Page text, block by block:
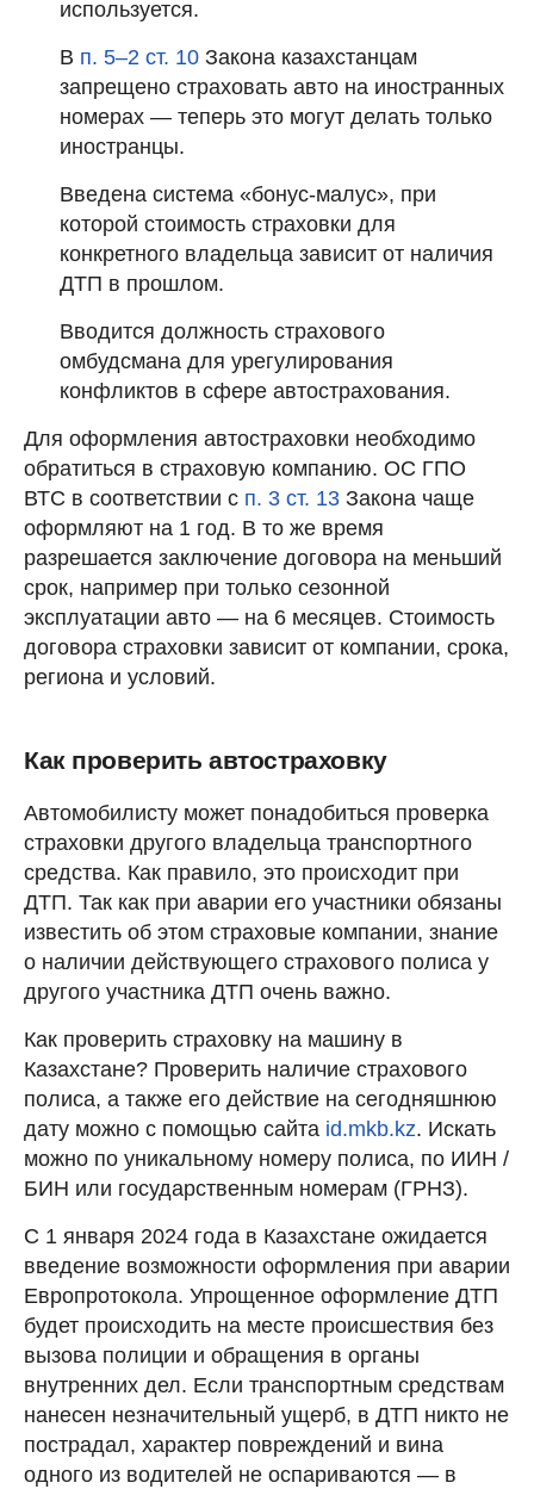
используется.
В п. 5–2 ст. 10 Закона казахстанцам
запрещено страховать авто на иностранных
номерах — теперь это могут делать только
иностранцы.
Введена система «бонус-малус», при
которой стоимость страховки для
конкретного владельца зависит от наличия
ДТП в прошлом.
Вводится должность страхового
омбудсмана для урегулирования
конфликтов в сфере автострахования.
Для оформления автостраховки необходимо
обратиться в страховую компанию. ОС ГПО
ВТС в соответствии с п. 3 ст. 13 Закона чаще
оформляют на 1 год. В то же время
разрешается заключение договора на меньший
срок, например при только сезонной
эксплуатации авто — на 6 месяцев. Стоимость
договора страховки зависит от компании, срока,
региона и условий.
Как проверить автостраховку
Автомобилисту может понадобиться проверка
страховки другого владельца транспортного
средства. Как правило, это происходит при
ДТП. Так как при аварии его участники обязаны
известить об этом страховые компании, знание
о наличии действующего страхового полиса у
другого участника ДТП очень важно.
Как проверить страховку на машину в
Казахстане? Проверить наличие страхового
полиса, а также его действие на сегодняшнюю
дату можно с помощью сайта id.mkb.kz. Искать
можно по уникальному номеру полиса, по ИИН /
БИН или государственным номерам (ГРНЗ).
С 1 января 2024 года в Казахстане ожидается
введение возможности оформления при аварии
Европротокола. Упрощенное оформление ДТП
будет происходить на месте происшествия без
вызова полиции и обращения в органы
внутренних дел. Если транспортным средствам
нанесен незначительный ущерб, в ДТП никто не
пострадал, характер повреждений и вина
одного из водителей не оспариваются — в